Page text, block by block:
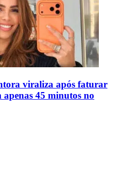
viraliza após faturar
apenas 45 minutos no